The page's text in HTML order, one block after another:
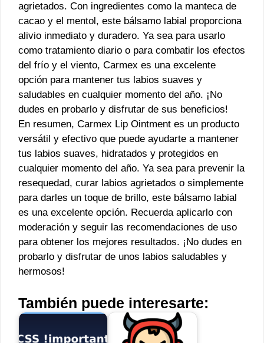
agrietados. Con ingredientes como la manteca de
cacao y el mentol, este bálsamo labial proporciona
alivio inmediato y duradero. Ya sea para usarlo
como tratamiento diario o para combatir los efectos
del frío y el viento, Carmex es una excelente
opción para mantener tus labios suaves y
saludables en cualquier momento del año. ¡No
dudes en probarlo y disfrutar de sus beneficios!
En resumen, Carmex Lip Ointment es un producto
versátil y efectivo que puede ayudarte a mantener
tus labios suaves, hidratados y protegidos en
cualquier momento del año. Ya sea para prevenir la
resequedad, curar labios agrietados o simplemente
para darles un toque de brillo, este bálsamo labial
es una excelente opción. Recuerda aplicarlo con
moderación y seguir las recomendaciones de uso
para obtener los mejores resultados. ¡No dudes en
probarlo y disfrutar de unos labios saludables y
hermosos!
También puede interesarte: